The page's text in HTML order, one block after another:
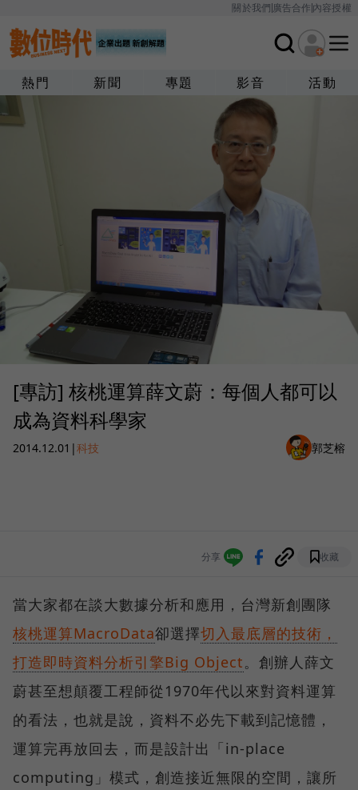
關於我們廣告合作內容授權
熱門 新聞 專題 影音 活動
[專訪] 核桃運算薛文蔚：每個人都可以
成為資料科學家
2014.12.01 |科技 郭芝榕
分享 收藏
當大家都在談大數據分析和應用，台灣新創團隊
核桃運算MacroData卻選擇切入最底層的技術，
打造即時資料分析引擎Big Object。創辦人薛文
蔚甚至想顛覆工程師從1970年代以來對資料運算
的看法，也就是說，資料不必先下載到記憶體，
運算完再放回去，而是設計出「in-place
computing」模式，創造接近無限的空間，讓所